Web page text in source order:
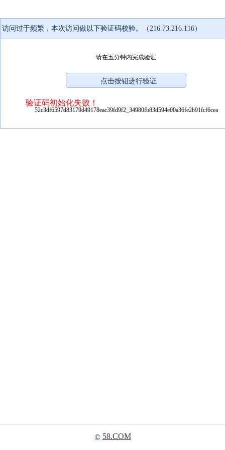
访问过于频繁，本次访问做以下验证码校验。（216.73.216.116）
请在五分钟内完成验证
验证码初始化失败！
52c3df6597d83179d49178eac39fd9f2_34980fb83d594e00a36fe2b91fcf6cea
© 58.COM